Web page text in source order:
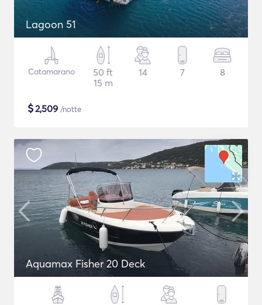
Lagoon 51
Catamarano
50 ft
15 m
14 7 8
$2,509 /notte
Aquamax Fisher 20 Deck